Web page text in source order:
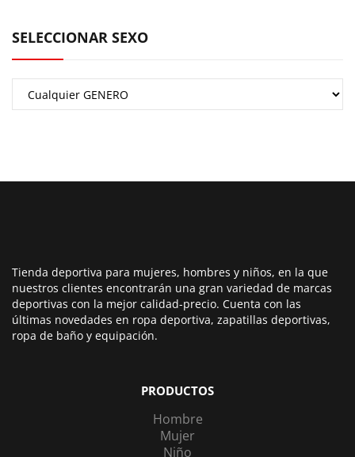
SELECCIONAR SEXO
Tienda deportiva para mujeres, hombres y niños, en la que
nuestros clientes encontrarán una gran variedad de marcas
deportivas con la mejor calidad-precio. Cuenta con las
últimas novedades en ropa deportiva, zapatillas deportivas,
ropa de baño y equipación.
PRODUCTOS
Hombre
Mujer
Niño